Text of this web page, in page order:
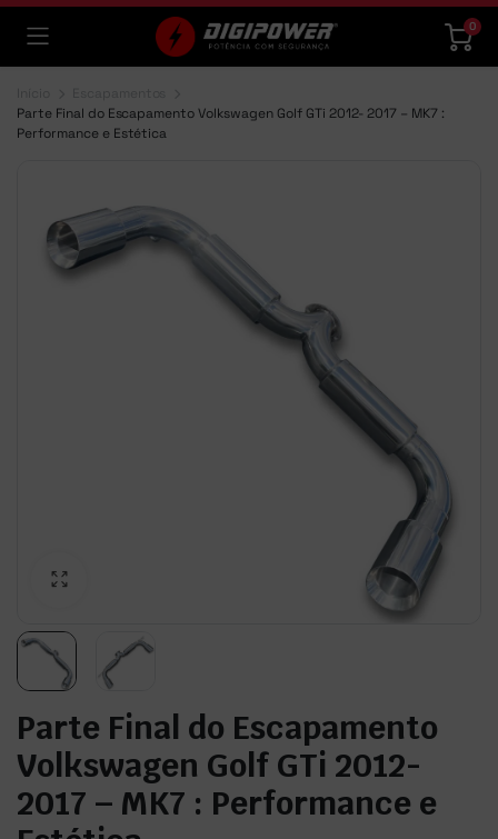
0
Parte Final do Escapamento Volkswagen Golf GTi 2012- 2017 – MK7 :
Performance e Estética
Parte Final do Escapamento
Volkswagen Golf GTi 2012-
2017 – MK7 : Performance e